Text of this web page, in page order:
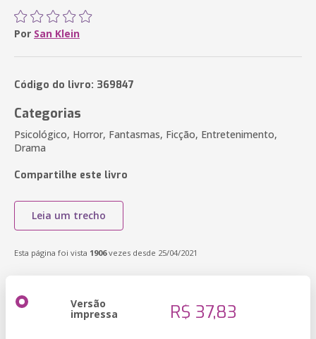
Por San Klein
Código do livro: 369847
Categorias
Psicológico, Horror, Fantasmas, Ficção, Entretenimento,
Drama
Compartilhe este livro
Leia um trecho
Esta página foi vista 1906vezes desde 25/04/2021
Versão
impressa R$ 37,83